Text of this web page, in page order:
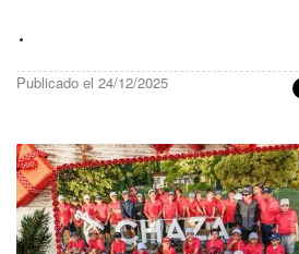
.
Publicado el 24/12/2025